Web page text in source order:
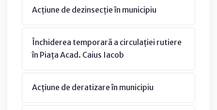
Acțiune de dezinsecție în municipiu
Închiderea temporară a circulației rutiere
în Piața Acad. Caius Iacob
Acțiune de deratizare în municipiu